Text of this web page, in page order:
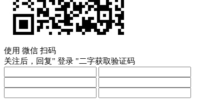
使用 微信 扫码
关注后，回复" 登录 "二字获取验证码